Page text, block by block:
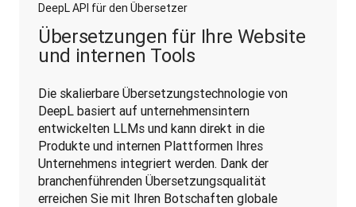
DeepL API für den Übersetzer
Übersetzungen für Ihre Website
und internen Tools
Die skalierbare Übersetzungstechnologie von
DeepL basiert auf unternehmensintern
entwickelten LLMs und kann direkt in die
Produkte und internen Plattformen Ihres
Unternehmens integriert werden. Dank der
branchenführenden Übersetzungsqualität
erreichen Sie mit Ihren Botschaften globale